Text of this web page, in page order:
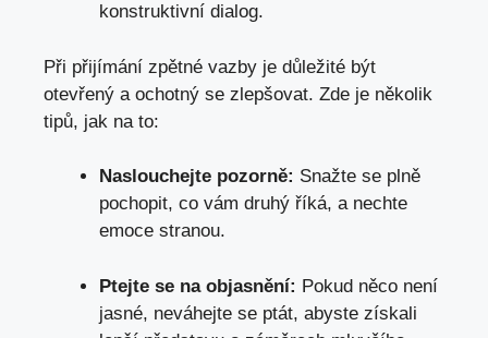
konstruktivní dialog.
Při přijímání zpětné vazby je důležité být
otevřený a ochotný se zlepšovat. Zde je několik
tipů, jak na to:
Naslouchejte pozorně: Snažte se plně
pochopit, co vám druhý říká, a nechte
emoce stranou.
Ptejte se na objasnění: Pokud něco není
jasné, neváhejte se ptát, abyste získali